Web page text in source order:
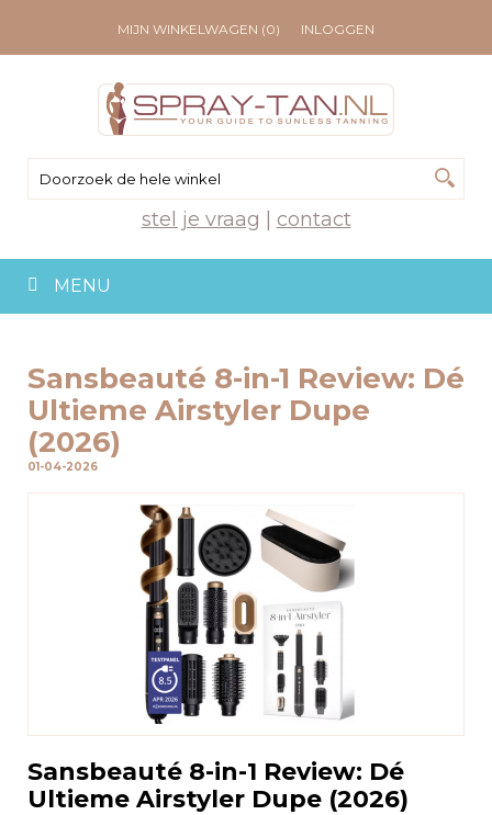
MIJN WINKELWAGEN (0) INLOGGEN
stel je vraag contact
MENU
Sansbeauté 8-in-1 Review: Dé
Ultieme Airstyler Dupe
(2026)
01-04-2026
Sansbeauté 8-in-1 Review: Dé
Ultieme Airstyler Dupe (2026)